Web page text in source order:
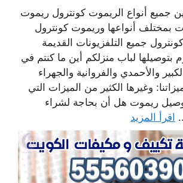
جميع أنواع الريموت كونترول ريموت
بمختلف أنواعها وريموت كونترول
جميع التلفزيونات القديمة
بتوصيلها لباب منزلكم أين ما كنتم في
والأحمدي والفروانية والجهراء
وغيرها الكثير من الميزات التي
توصيل ريموت هل أن بحاجة لشراء
اقرأ المزيد